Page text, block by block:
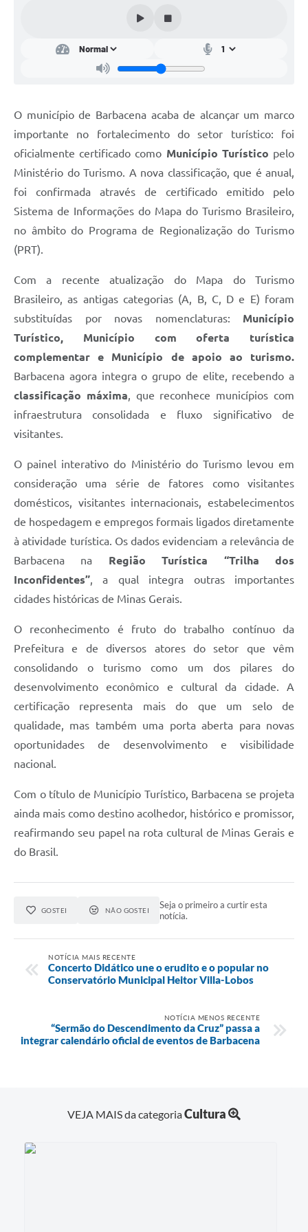
Plano Diretor e Mobilidade Urbana
3º Jornada Empreendedora BQ
Festival Gastronômico
Emprega Barbacena
Regularização de bairros
Carta de Serviços
Arquivos para Download
Telefones Úteis
Transparência
O município de Barbacena acaba de alcançar um marco
importante no fortalecimento do setor turístico: foi
oficialmente certificado como Município Turístico pelo
Ministério do Turismo. A nova classificação, que é anual,
foi confirmada através de certificado emitido pelo
Sistema de Informações do Mapa do Turismo Brasileiro,
no âmbito do Programa de Regionalização do Turismo
(PRT).
Com a recente atualização do Mapa do Turismo
Brasileiro, as antigas categorias (A, B, C, D e E) foram
substituídas por novas nomenclaturas: Município
Turístico, Município com oferta turística
complementar e Município de apoio ao turismo.
Barbacena agora integra o grupo de elite, recebendo a
classificação máxima, que reconhece municípios com
infraestrutura consolidada e fluxo significativo de
visitantes.
O painel interativo do Ministério do Turismo levou em
consideração uma série de fatores como visitantes
domésticos, visitantes internacionais, estabelecimentos
de hospedagem e empregos formais ligados diretamente
à atividade turística. Os dados evidenciam a relevância de
Barbacena na Região Turística “Trilha dos
Inconfidentes”, a qual integra outras importantes
cidades históricas de Minas Gerais.
O reconhecimento é fruto do trabalho contínuo da
Prefeitura e de diversos atores do setor que vêm
consolidando o turismo como um dos pilares do
desenvolvimento econômico e cultural da cidade. A
certificação representa mais do que um selo de
qualidade, mas também uma porta aberta para novas
oportunidades de desenvolvimento e visibilidade
nacional.
Com o título de Município Turístico, Barbacena se projeta
ainda mais como destino acolhedor, histórico e promissor,
reafirmando seu papel na rota cultural de Minas Gerais e
do Brasil.
GOSTEI NÃO GOSTEI
Seja o primeiro a curtir esta
notícia.
NOTÍCIA MAIS RECENTE
Concerto Didático une o erudito e o popular no
Conservatório Municipal Heitor Villa-Lobos
NOTÍCIA MENOS RECENTE
“Sermão do Descendimento da Cruz” passa a
integrar calendário oficial de eventos de Barbacena
VEJA MAIS da categoriaCultura